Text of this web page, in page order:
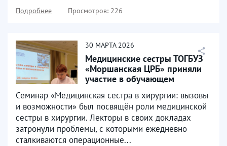
Подробнее Просмотров: 226
30 МАРТА 2026
Медицинские сестры ТОГБУЗ
«Моршанская ЦРБ» приняли
участие в обучающем
Семинар «Медицинская сестра в хирургии: вызовы
и возможности» был посвящён роли медицинской
сестры в хирургии. Лекторы в своих докладах
затронули проблемы, с которыми ежедневно
сталкиваются операционные...